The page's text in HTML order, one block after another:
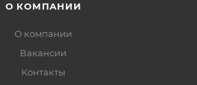
О КОМПАНИИ
О компании
Вакансии
Контакты